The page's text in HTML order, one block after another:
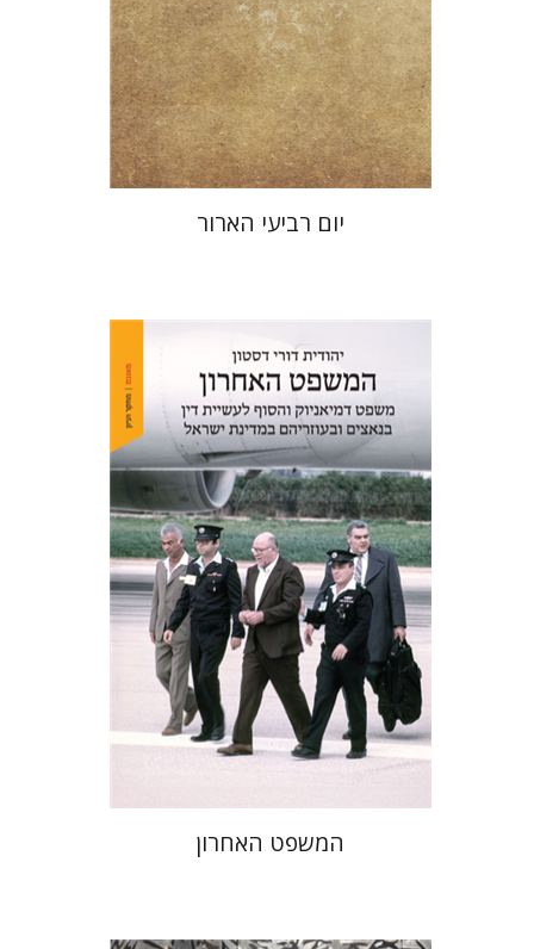
הנחת אתר ספר מודפס
$28
$25
יום רביעי הארור
יהודית דורי דסטון
הנחת אתר ספר מודפס
$46
$41
המשפט האחרון